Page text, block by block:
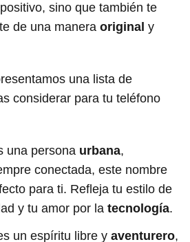
sino que también te
de una manera original y
una lista de
considerar para tu teléfono
una persona urbana,
conectada, este nombre
para ti. Refleja tu estilo de
y tu amor por la tecnología.
un espíritu libre y aventurero,